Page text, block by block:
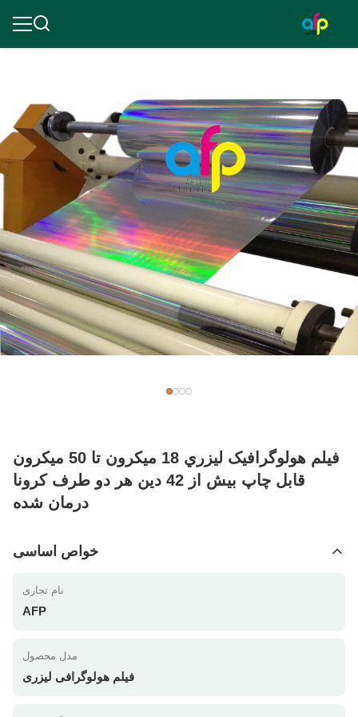
فيلم هولوگرافيک ليزري 18 ميکرون تا 50 ميکرون
قابل چاپ بيش از 42 دين هر دو طرف کرونا
درمان شده
خواص اساسی
نام تجاری
AFP
مدل محصول
فیلم هولوگرافی لیزری